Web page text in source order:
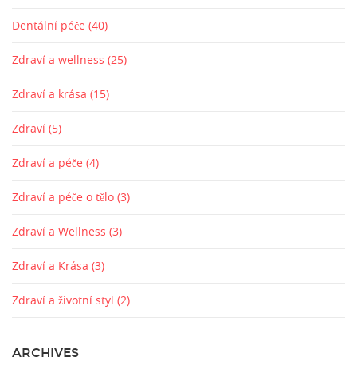
Dentální péče (40)
Zdraví a wellness (25)
Zdraví a krása (15)
Zdraví (5)
Zdraví a péče (4)
Zdraví a péče o tělo (3)
Zdraví a Wellness (3)
Zdraví a Krása (3)
Zdraví a životní styl (2)
ARCHIVES